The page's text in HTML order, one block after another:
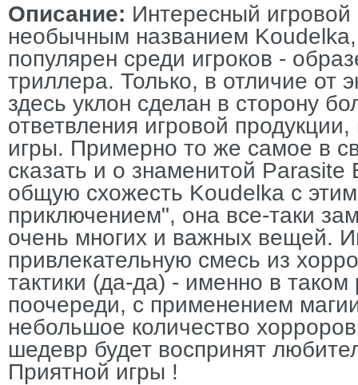
Описание: Интересный игровой
необычным названием
популярен среди игроков -
триллера. Только, в отличие от
здесь уклон сделан в сторону
ответвления игровой
игры. Примерно то же самое в
сказать и о знаменитой Parasite
общую схожесть Koudelka с
приключением", она все-таки
очень многих и важных вещей.
привлекательную смесь из
тактики (да-да) - именно в
поочереди, с применением
небольшое количество
шедевр будет воспринят
Приятной игры !